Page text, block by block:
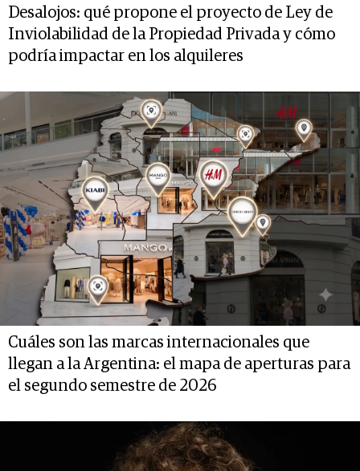
Desalojos: qué propone el proyecto de Ley de
Inviolabilidad de la Propiedad Privada y cómo
podría impactar en los alquileres
Cuáles son las marcas internacionales que
llegan a la Argentina: el mapa de aperturas para
el segundo semestre de 2026